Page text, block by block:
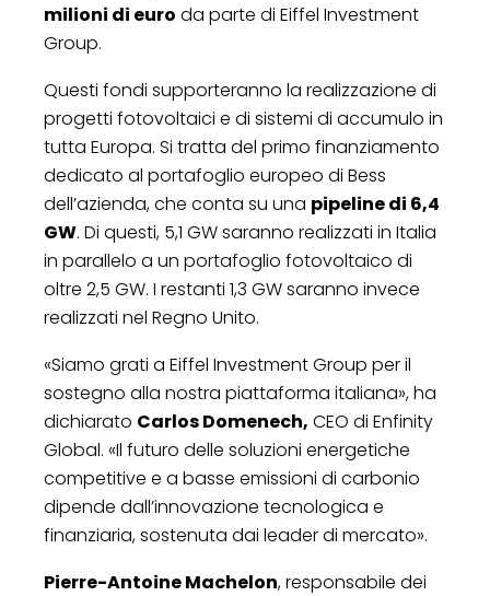
milioni di euro da parte di Eiffel Investment
Group.
Questi fondi supporteranno la realizzazione di
progetti fotovoltaici e di sistemi di accumulo in
tutta Europa. Si tratta del primo finanziamento
dedicato al portafoglio europeo di Bess
dell’azienda, che conta su una pipeline di 6,4
GW. Di questi, 5,1 GW saranno realizzati in Italia
in parallelo a un portafoglio fotovoltaico di
oltre 2,5 GW. I restanti 1,3 GW saranno invece
realizzati nel Regno Unito.
«Siamo grati a Eiffel Investment Group per il
sostegno alla nostra piattaforma italiana», ha
dichiarato Carlos Domenech, CEO di Enfinity
Global. «Il futuro delle soluzioni energetiche
competitive e a basse emissioni di carbonio
dipende dall’innovazione tecnologica e
finanziaria, sostenuta dai leader di mercato».
Pierre-Antoine Machelon, responsabile dei